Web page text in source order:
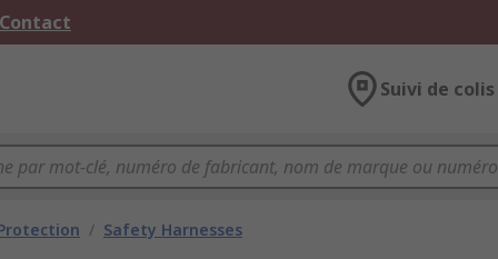
Suivi de colis
/ Safety Harnesses